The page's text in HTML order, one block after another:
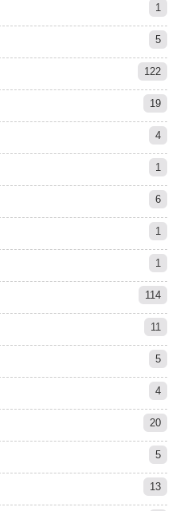
1
5
122
19
4
1
6
1
1
114
11
5
4
20
5
13